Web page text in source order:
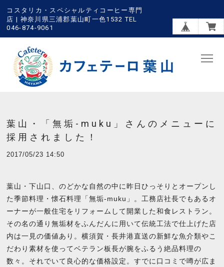
コスタリカ・スペシャルティコーヒー専門
店 | 神奈川県三浦郡葉山町一色1532 TEL
046-874-9061
葉山・「無垢-muku」さんのメニューに
採用されました！
2017/05/23 14:50
葉山・下山口、のどかな自然の中に昨日ひっそりとオープンし
た季節料理・懐石料理「無垢-muku」。工務店社長でもあるオ
ーナーが一般住宅をリフォームして開業した和食レストラン。
その名の通り無垢材をふんだんに用いて伝統工法で仕上げた店
内は一見の価値あり。横須賀・長井港直送の新鮮な魚介類やこ
だわり素材を使ってベテラン板長が腕をふるう絶品料理の
数々。それでいて良心的な価格設定。すでに口コミで噂が広ま